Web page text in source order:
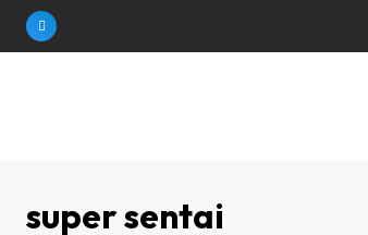
Skip
super sentai